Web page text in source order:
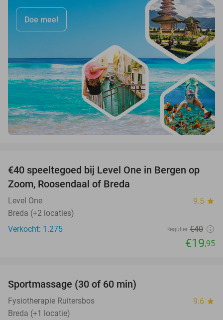
Doe mee!
50%
€40 speeltegoed bij Level One in Bergen op
Zoom, Roosendaal of Breda
Level One 9.5 star
Breda (+2 locaties)
Verkocht: 1.275
Regulier €40
€19,95
Sportmassage (30 of 60 min)
Fysiotherapie Ruitersbos 9.6 star
Breda (+1 locatie)